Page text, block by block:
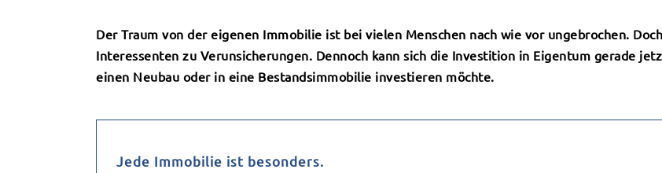
Der Traum von der eigenen Immobilie ist bei vielen Menschen nach wie vor ungebrochen.
Interessenten zu Verunsicherungen. Dennoch kann sich die Investition in Eigentum gerade
einen Neubau oder in eine Bestandsimmobilie investieren möchte.
Jede Immobilie ist besonders.